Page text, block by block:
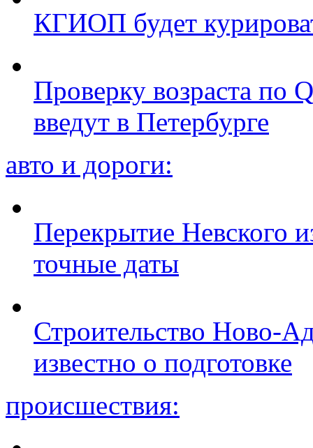
КГИОП будет
Проверку возраста по
введут в Петербурге
авто и дороги:
Перекрытие Невского
точные даты
Строительство Ново-
известно о подготовке
происшествия: